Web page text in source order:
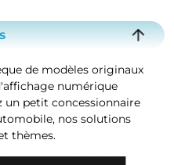
de modèles originaux
numérique
un petit concessionnaire
nos solutions
thèmes.